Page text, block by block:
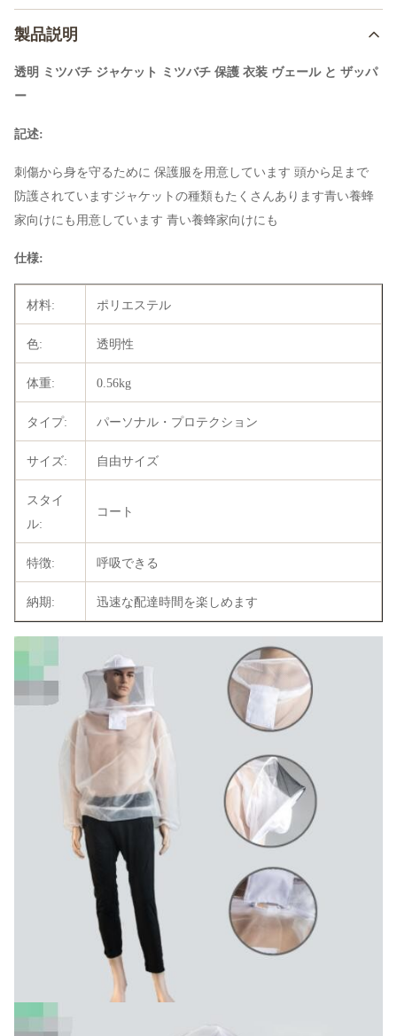
製品説明
透明 ミツバチ ジャケット ミツバチ 保護 衣装 ヴェール と ザッパ
ー
記述:
刺傷から身を守るために 保護服を用意しています 頭から足まで
防護されていますジャケットの種類もたくさんあります青い養蜂
家向けにも用意しています 青い養蜂家向けにも
仕様:
材料: ポリエステル
色: 透明性
体重: 0.56kg
タイプ: パーソナル・プロテクション
サイズ: 自由サイズ
スタイ
ル:
コート
特徴: 呼吸できる
納期: 迅速な配達時間を楽しめます